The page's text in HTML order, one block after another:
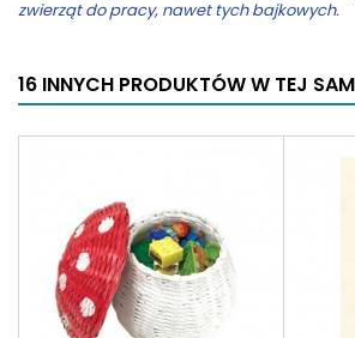
zwierząt do pracy, nawet tych bajkowych.
16 INNYCH PRODUKTÓW W TEJ